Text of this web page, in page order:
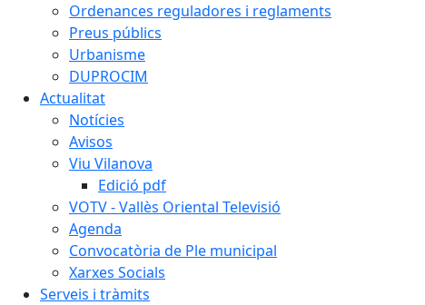
Ordenances reguladores i reglaments
Preus públics
Urbanisme
DUPROCIM
Actualitat
Notícies
Avisos
Viu Vilanova
Edició pdf
VOTV - Vallès Oriental Televisió
Agenda
Convocatòria de Ple municipal
Xarxes Socials
Serveis i tràmits